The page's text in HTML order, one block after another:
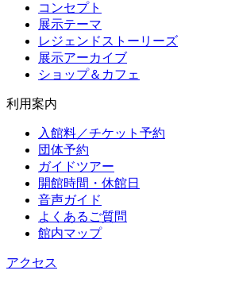
コンセプト
展示テーマ
レジェンドストーリーズ
展示アーカイブ
ショップ＆カフェ
利用案内
入館料／チケット予約
団体予約
ガイドツアー
開館時間・休館日
音声ガイド
よくあるご質問
館内マップ
アクセス